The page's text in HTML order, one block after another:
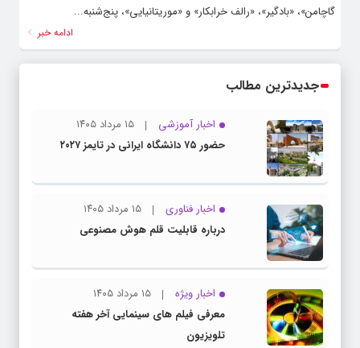
گاچامن»، «بادگیر»، «رالف خرابکار» و «موریتانیایی»، پنج‌شنبه...
ادامه خبر
جدیدترین مطالب
اخبار آموزشی
۱۵ مرداد ۱۴۰۵
حضور ۷۵ دانشگاه ایرانی در تایمز ۲۰۲۷
اخبار فناوری
۱۵ مرداد ۱۴۰۵
درباره قابلیت قلم هوش مصنوعی
اخبار ویژه
۱۵ مرداد ۱۴۰۵
معرفی فیلم های سینمایی آخر هفته
تلویزیون